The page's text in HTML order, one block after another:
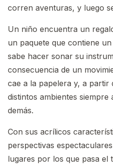
corren aventuras, y luego
Un niño encuentra un
un paquete que contiene
sabe hacer sonar su
consecuencia de un
cae a la papelera y, a
distintos ambientes siempre
demás.
Con sus acrílicos
perspectivas
lugares por los que pasa el